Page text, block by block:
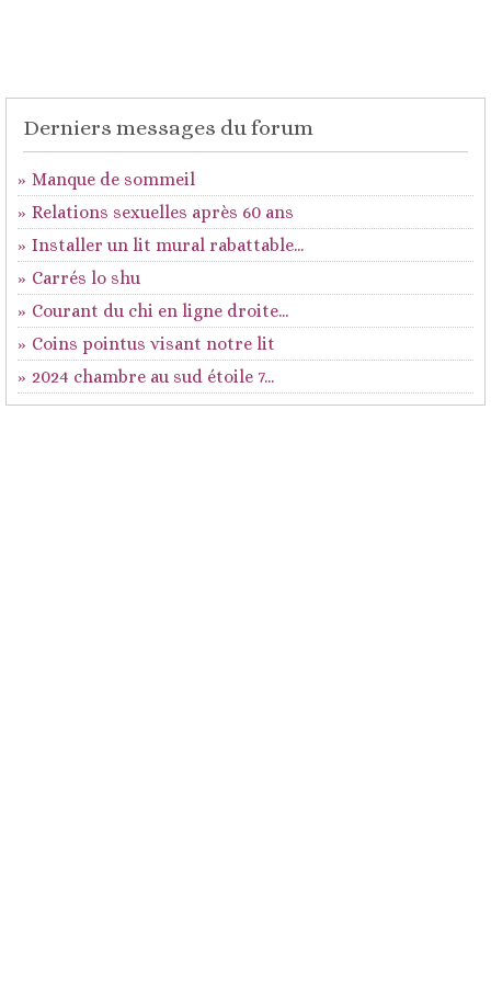
Derniers messages du forum
Manque de sommeil
Relations sexuelles après 60 ans
Installer un lit mural rabattable...
Carrés lo shu
Courant du chi en ligne droite...
Coins pointus visant notre lit
2024 chambre au sud étoile 7...